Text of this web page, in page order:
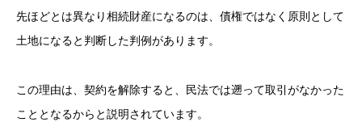
先ほどとは異なり相続財産になるのは、債権ではなく原則として
土地になると判断した判例があります。
この理由は、契約を解除すると、民法では遡って取引がなかった
こととなるからと説明されています。